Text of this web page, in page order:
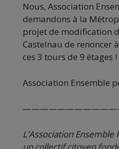
Nous, Association
demandons à la
projet de modification
Castelnau de renoncer
ces 3 tours de 9 étages !
Association Ensemble
L’Association